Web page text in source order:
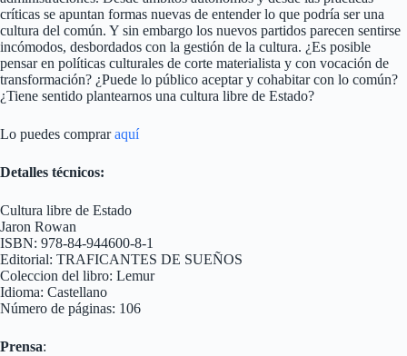
críticas se apuntan formas nuevas de entender lo que podría ser una
cultura del común. Y sin embargo los nuevos partidos parecen sentirse
incómodos, desbordados con la gestión de la cultura. ¿Es posible
pensar en políticas culturales de corte materialista y con vocación de
transformación? ¿Puede lo público aceptar y cohabitar con lo común?
¿Tiene sentido plantearnos una cultura libre de Estado?
Lo puedes compraraquí
Detalles técnicos:
Cultura libre de Estado
Jaron Rowan
ISBN: 978-84-944600-8-1
Editorial: TRAFICANTES DE SUEÑOS
Coleccion del libro: Lemur
Idioma: Castellano
Número de páginas: 106
Prensa: